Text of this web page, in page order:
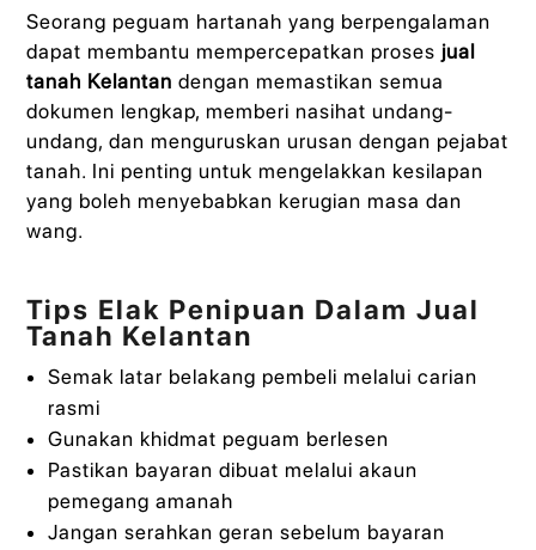
Seorang peguam hartanah yang berpengalaman
dapat membantu mempercepatkan proses jual
tanah Kelantan dengan memastikan semua
dokumen lengkap, memberi nasihat undang-
undang, dan menguruskan urusan dengan pejabat
tanah. Ini penting untuk mengelakkan kesilapan
yang boleh menyebabkan kerugian masa dan
wang.
Tips Elak Penipuan Dalam Jual
Tanah Kelantan
Semak latar belakang pembeli melalui carian
rasmi
Gunakan khidmat peguam berlesen
Pastikan bayaran dibuat melalui akaun
pemegang amanah
Jangan serahkan geran sebelum bayaran